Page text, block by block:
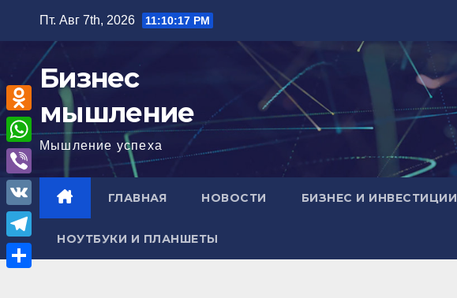
содержимому
Пт. Авг 7th, 2026 11:10:18 PM
Бизнес
мышление
Мышление успеха
ГЛАВНАЯ НОВОСТИ БИЗНЕС И ИНВЕСТИЦИИ
НОУТБУКИ И ПЛАНШЕТЫ
O
d
n
o
k
l
W
h
a
s
V
i
b
e
V
K
T